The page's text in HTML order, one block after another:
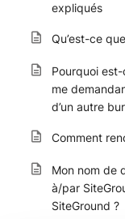
expliqués
Qu’est-ce
Pourquoi
me
d’un autre
Comment
Mon nom de
à/par
SiteGround ?